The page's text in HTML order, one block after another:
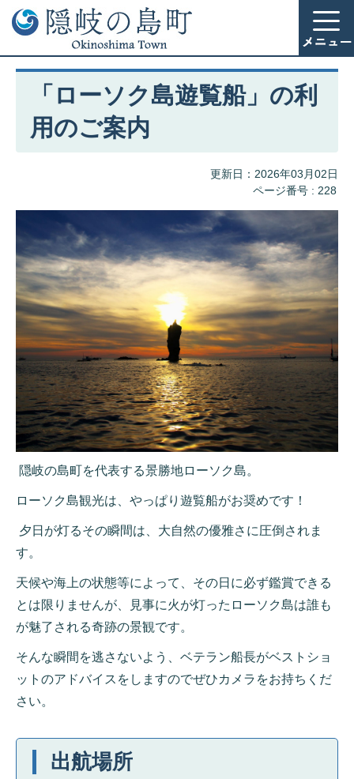
「ローソク島遊覧船」の利
用のご案内
更新日：2026年03月02日
ページ番号 : 228
隠岐の島町を代表する景勝地ローソク島。
ローソク島観光は、やっぱり遊覧船がお奨めです！
夕日が灯るその瞬間は、大自然の優雅さに圧倒されま
す。
天候や海上の状態等によって、その日に必ず鑑賞できる
とは限りませんが、見事に火が灯ったローソク島は誰も
が魅了される奇跡の景観です。
そんな瞬間を逃さないよう、ベテラン船長がベストショ
ットのアドバイスをしますのでぜひカメラをお持ちくだ
さい。
出航場所